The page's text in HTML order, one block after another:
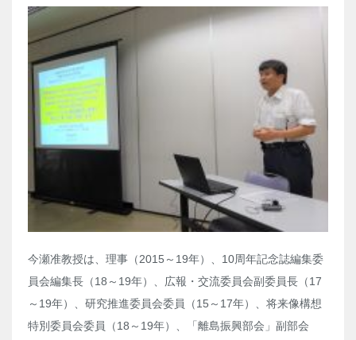
今瀬准教授は、理事（2015～19年）、10周年記念誌編集委
員会編集長（18～19年）、広報・交流委員会副委員長（17
～19年）、研究推進委員会委員（15～17年）、将来像構想
特別委員会委員（18～19年）、「離島振興部会」副部会